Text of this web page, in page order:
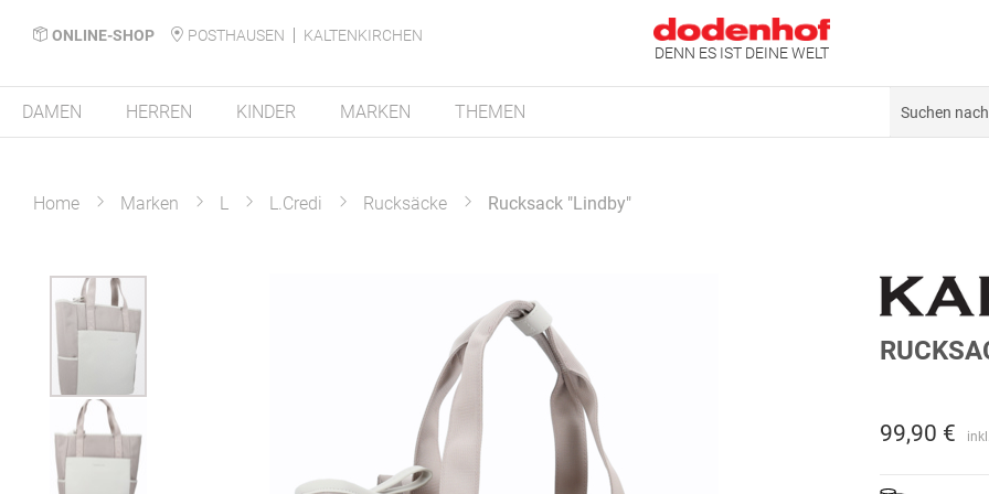
ONLINE-SHOP POSTHAUSEN
KALTENKIRCHEN
DENN ES IST DEINE WELT
DAMEN HERREN KINDER MARKEN THEMEN
Home Marken L L.Credi Rucksäcke Rucksack "Lindby"
Zum
Ende
Bildergalerie
99,90 €